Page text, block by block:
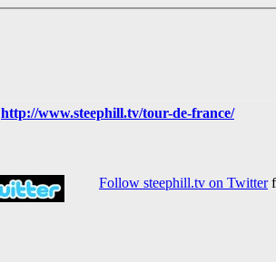
http://www.steephill.tv/tour-de-france/
Follow steephill.tv on Twitter